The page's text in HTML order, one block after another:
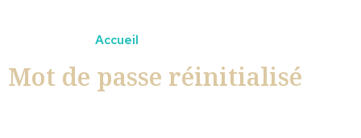
Accueil
Mot de passe réinitialisé